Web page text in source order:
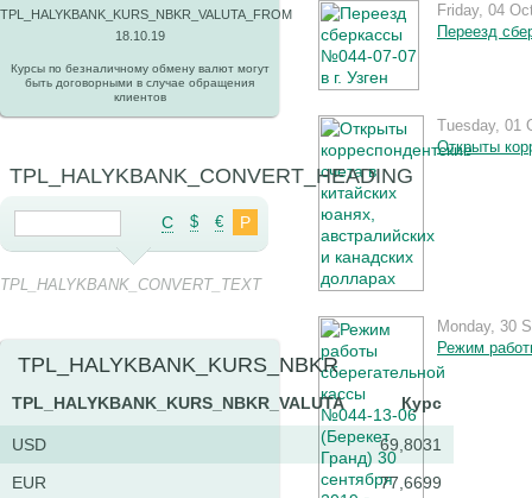
Friday, 04
Переезд
Tuesday, 01
Открыты
Monday, 30
Режим
TPL_HALYKBANK_KURS_NBKR_VALUTA_FROM
18.10.19
Курсы по безналичному обмену валют могут
быть договорными в случае обращения
клиентов
TPL_HALYKBANK_CONVERT_HEADING
C $ € Р
TPL_HALYKBANK_CONVERT_TEXT
TPL_HALYKBANK_KURS_NBKR
TPL_HALYKBANK_KURS_NBKR_VALUTA Курс
USD
69,8031
EUR
77,6699